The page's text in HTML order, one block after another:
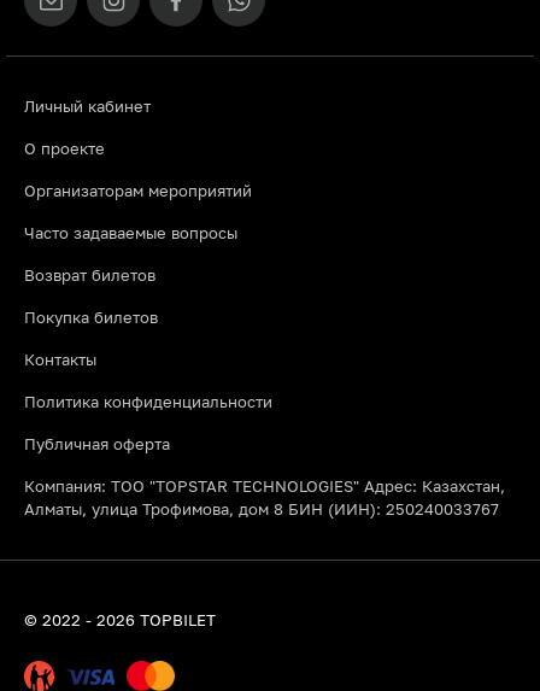
Личный кабинет
О проекте
Организаторам мероприятий
Часто задаваемые вопросы
Возврат билетов
Покупка билетов
Контакты
Политика конфиденциальности
Публичная оферта
Компания: ТОО "TOPSTAR TECHNOLOGIES" Адрес: Казахстан,
Алматы, улица Трофимова, дом 8 БИН (ИИН): 250240033767
© 2022 - 2026 TOPBILET